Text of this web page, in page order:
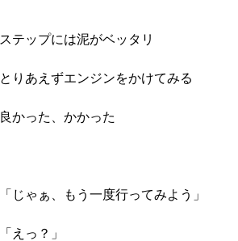
ステップには泥がベッタリ
とりあえずエンジンをかけてみる
良かった、かかった
「じゃぁ、もう一度行ってみよう」
「えっ？」